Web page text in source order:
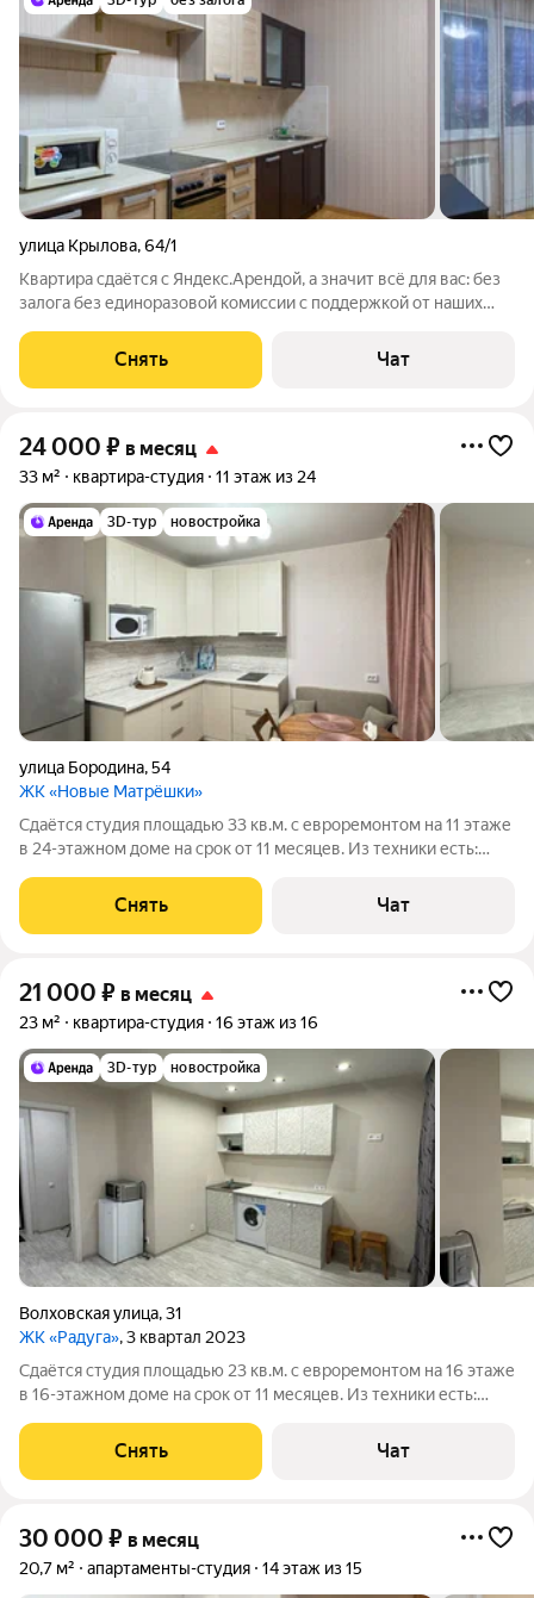
улица Крылова,64/1
Квартира сдаётся с Яндекс.Арендой, а значит всё для вас: без
залога без единоразовой комиссии с поддержкой от наших
вам квартиру онлайн - благодаря уникальному 3Д туру - это
так же детально,
Снять Чат
24 000 ₽ в месяц
33 м² квартира-студия 11 этаж из 24
3D-тур новостройка
улица Бородина,54
ЖК «Новые Матрёшки»
Сдаётся студия площадью 33 кв.м. с евроремонтом на 11 этаже
в 24-этажном доме на срок от 11 месяцев. Из техники есть:
монолитный, окна выходят во двор. В подъезде 2 лифта - 2
грузовых и 0
Снять Чат
21 000 ₽ в месяц
23 м² квартира-студия 16 этаж из 16
3D-тур новостройка
Волховская улица,31
ЖК «Радуга», 3 квартал 2023
Сдаётся студия площадью 23 кв.м. с евроремонтом на 16 этаже
в 16-этажном доме на срок от 11 месяцев. Из техники есть:
кирпичный, окна выходят на улицу. В подъезде 2 лифта - 1
грузовой и 1
Снять Чат
30 000 ₽ в месяц
20,7 м² апартаменты-студия 14 этаж из 15